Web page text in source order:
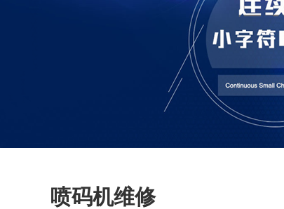
喷码机维修